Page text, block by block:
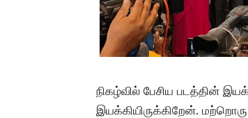
நிகழ்வில் பேசிய படத்தின்
இயக்கியிருக்கிறேன்.